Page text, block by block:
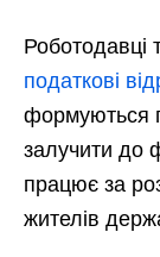
Роботодавці
податкові
формуються
залучити до
працює за
жителів